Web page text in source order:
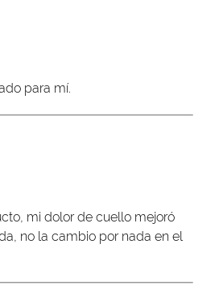
para mí.
mi dolor de cuello mejoró
no la cambio por nada en el